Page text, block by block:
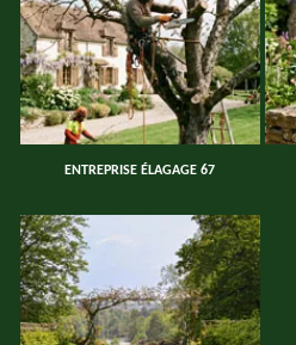
ENTREPRISE ÉLAGAGE 67